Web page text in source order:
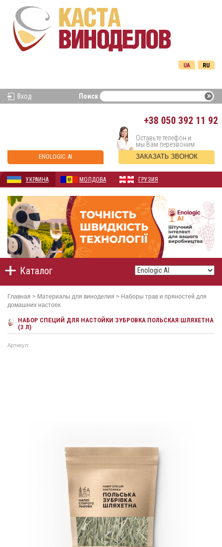
RU
UA
Вход Поиск
+38 050 392 11 92
ENOLOGIC AI
Оставьте телефон и
мы Вам перезвоним
ЗАКАЗАТЬ ЗВОНОК
УКРАИНА МОЛДОВА ГРУЗИЯ
Каталог
Главная > Материалы для виноделия > Наборы трав и пряностей для
домашних настоек
НАБОР СПЕЦИЙ ДЛЯ НАСТОЙКИ ЗУБРОВКА ПОЛЬСКАЯ ШЛЯХЕТНА
(3 Л)
Артикул: